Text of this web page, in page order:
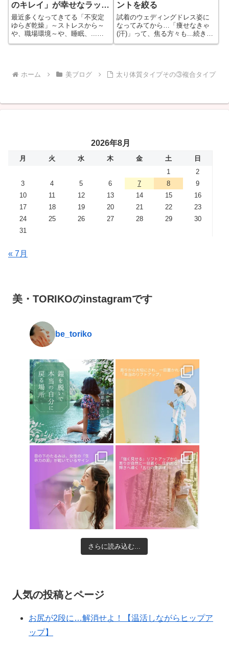
のキレイ」が幸せなラッキ
ーも若さも引き寄せる♪美
ケア
最近多くなってきてる「不安定
ゆらぎ乾燥」～ストレスから～
や、職場環境～や、睡眠、...続
きをもっと見る
ントを絞る
試着のウェディングドレス姿に
なってみてから…「痩せなきゃ
(汗)」って、焦る方々も...続きを
もっと見る
ホーム 美ブログ 太り体質タイプその③複合タイプ
2026年8月
月 火 水 木 金 土
日
1
2
3
4 5 6 7 8
9
10
11 12 13 14 15
16
17
18 19 20 21 22
23
24
25 26 27 28 29
30
31
« 7月
美・TORIKOのinstagramです
be_toriko
さらに読み込む...
人気の投稿とページ
お尻が2段に…解消せよ！【温活しながらヒップア
ップ】